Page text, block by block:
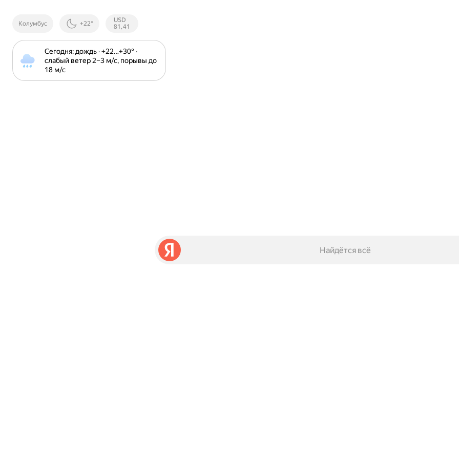
Колумбус +22°
Курсы ЦБ
РФ
USD
81,41
Сегодня: дождь · +22⁠…⁠+30⁠° ·
слабый ветер 2⁠–⁠3 м⁠/⁠с, порывы до
18 м⁠/⁠с